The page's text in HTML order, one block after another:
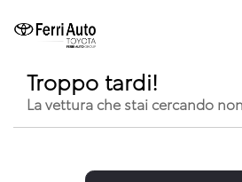
Troppo tardi!
La vettura che stai cercando